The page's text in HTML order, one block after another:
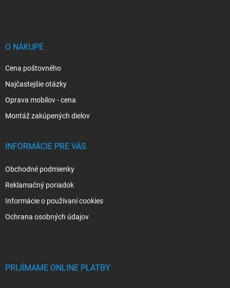
O NÁKUPE
Cena poštovného
Najčastejšie otázky
Oprava mobilov - cena
Montáž zakúpených dielov
INFORMÁCIE PRE VÁS
Obchodné podmienky
Reklamačný poriadok
Informácie o používaní cookies
Ochrana osobných údajov
PRIJÍMAME ONLINE PLATBY